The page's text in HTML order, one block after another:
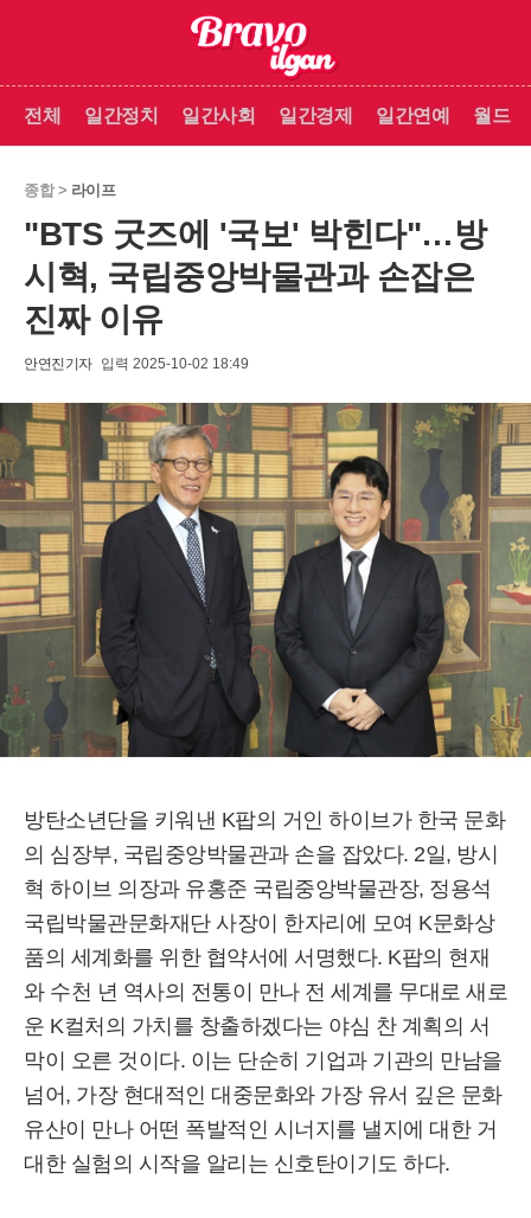
전체 일간정치 일간사회 일간경제 일간연예 월드
종합 > 라이프
"BTS 굿즈에 '국보' 박힌다"…방
시혁, 국립중앙박물관과 손잡은
진짜 이유
안연진기자 입력 2025-10-02 18:49
방탄소년단을 키워낸 K팝의 거인 하이브가 한국 문화
의 심장부, 국립중앙박물관과 손을 잡았다. 2일, 방시
혁 하이브 의장과 유홍준 국립중앙박물관장, 정용석
국립박물관문화재단 사장이 한자리에 모여 K문화상
품의 세계화를 위한 협약서에 서명했다. K팝의 현재
와 수천 년 역사의 전통이 만나 전 세계를 무대로 새로
운 K컬처의 가치를 창출하겠다는 야심 찬 계획의 서
막이 오른 것이다. 이는 단순히 기업과 기관의 만남을
넘어, 가장 현대적인 대중문화와 가장 유서 깊은 문화
유산이 만나 어떤 폭발적인 시너지를 낼지에 대한 거
대한 실험의 시작을 알리는 신호탄이기도 하다.